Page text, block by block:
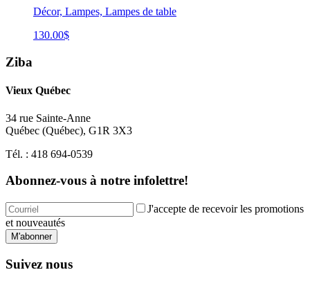
Décor, Lampes, Lampes de table
130.00$
Ziba
Vieux Québec
34 rue Sainte-Anne
Québec (Québec), G1R 3X3
Tél. : 418 694-0539
Abonnez-vous à notre infolettre!
J'accepte de recevoir les promotions
et nouveautés
M'abonner
Suivez nous